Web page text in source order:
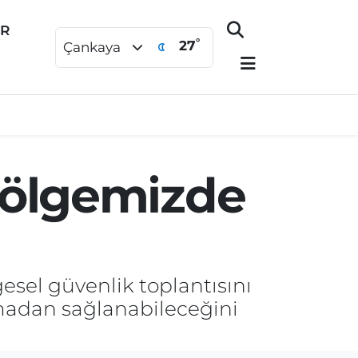
Çankaya 27°
güvenlik toplantısını
sağlanabileceğini